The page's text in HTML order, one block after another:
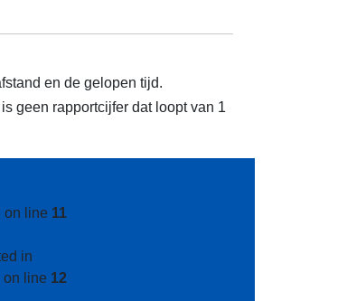
en de gelopen tijd.
geen rapportcijfer dat loopt van 1
on line 11
in
on line 12